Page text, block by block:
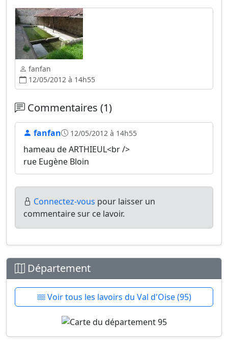
fanfan
12/05/2012 à 14h55
Commentaires (1)
fanfan 12/05/2012 à 14h55
hameau de ARTHIEUL<br />
rue Eugène Bloin
Connectez-vous pour laisser un
commentaire sur ce lavoir.
Département
Voir tous les lavoirs du Val d'Oise (95)